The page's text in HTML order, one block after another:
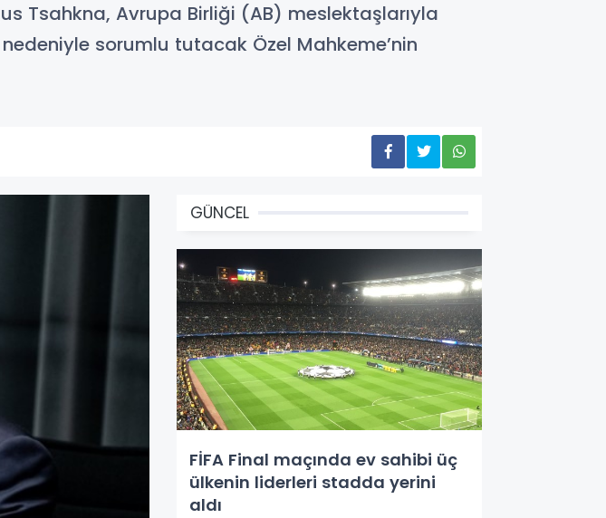
Tsahkna, Avrupa Birliği (AB) meslektaşlarıyla
nedeniyle sorumlu tutacak Özel Mahkeme’nin
GÜNCEL
FİFA Final maçında ev sahibi üç
ülkenin liderleri stadda yerini
aldı